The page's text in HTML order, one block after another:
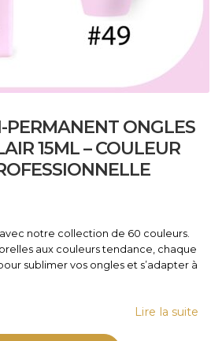
PERMANENT ONGLES
15ML – COULEUR
notre collection de 60 couleurs.
aux couleurs tendance, chaque
sublimer vos ongles et s’adapter à
Lire la suite